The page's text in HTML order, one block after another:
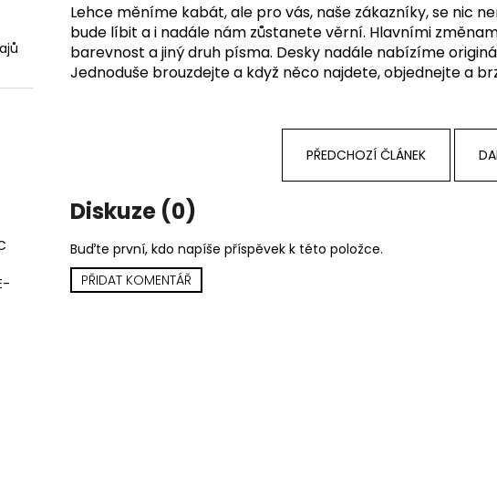
Lehce měníme kabát, ale pro vás, naše zákazníky, se nic
bude líbit a i nadále nám zůstanete věrní. Hlavními
barevnost a jiný druh písma. Desky nadále nabízíme
Jednoduše brouzdejte a když něco najdete, objednejte a
PŘEDCHOZÍ ČLÁNEK
Diskuze (0)
Buďte první, kdo napíše příspěvek k této položce.
PŘIDAT KOMENTÁŘ
Doporučujeme
MARTIN KRATOCHVÍL & JAZZ Q ‎–
HODOKVAS (FEASTING) LP
390 Kč
290 Kč